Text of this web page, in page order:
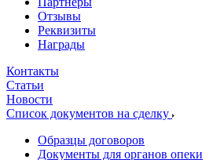
Отзывы
Реквизиты
Награды
Контакты
Статьи
Новости
Список документов на сделку
Образцы договоров
Документы для органов опеки